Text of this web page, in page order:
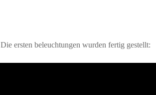
Die ersten beleuchtungen wurden fertig gestellt: